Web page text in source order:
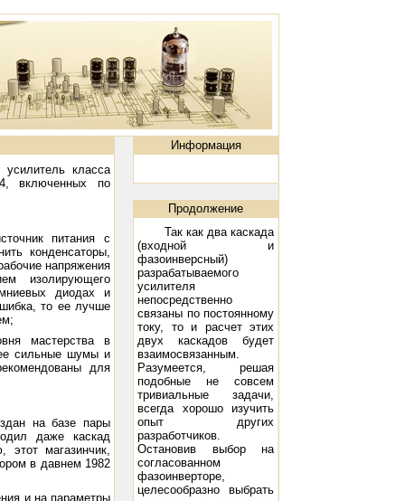
усилитель класса
включенных по
питания с
конденсаторы,
напряжения
изолирующего
диодах и
то ее лучше
мастерства в
сильные шумы и
для
на базе пары
даже каскад
этот магазинчик,
в давнем 1982
и на параметры
Информация
Продолжение
Так как два каскада
(входной и
фазоинверсный)
разрабатываемого
усилителя
непосредственно
связаны по постоянному
току, то и расчет этих
двух каскадов будет
взаимосвязанным.
Разумеется, решая
подобные не совсем
тривиальные задачи,
всегда хорошо изучить
опыт других
разработчиков.
Остановив выбор на
согласованном
фазоинверторе,
целесообразно выбрать